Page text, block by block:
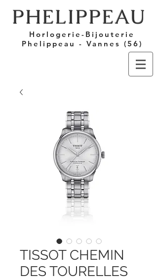
PHELIPPEAU
Horlogerie-Bijouterie
Phelippeau - Vannes (56)
TISSOT CHEMIN
DES TOURELLES